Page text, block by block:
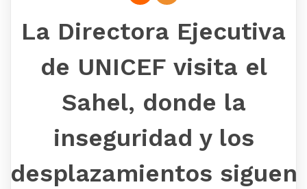
La Directora Ejecutiva
de UNICEF visita el
Sahel, donde la
inseguridad y los
desplazamientos siguen